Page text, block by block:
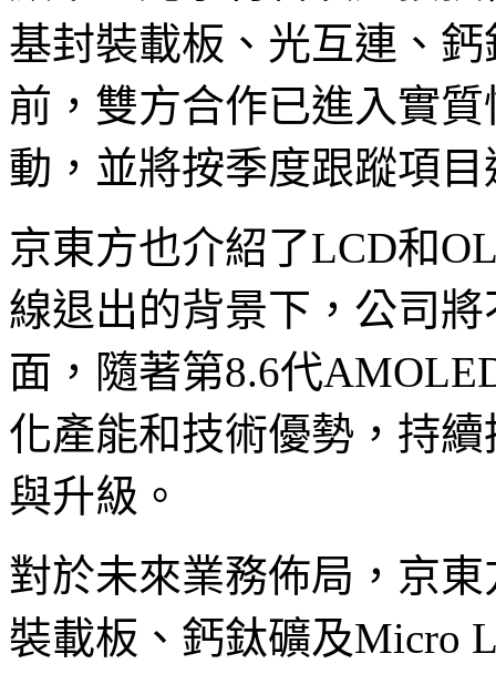
基封裝載板、光互連、
前，雙方合作已進入實
動，並將按季度跟蹤項目
京東方也介紹了LCD和
線退出的背景下，公司
面，隨著第8.6代
化產能和技術優勢，持
與升級。
對於未來業務佈局，京
裝載板、鈣鈦礦及Micro